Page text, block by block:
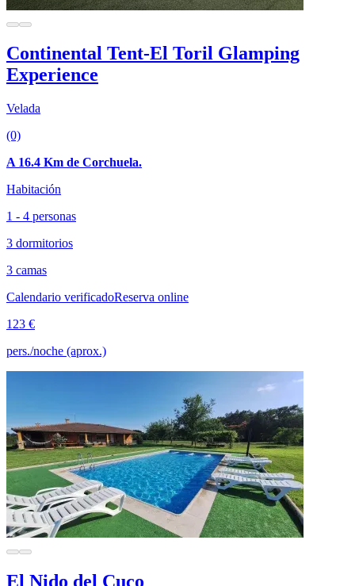
Continental Tent-El Toril Glamping
Experience
Velada
(0)
A 16.4 Km de Corchuela.
Habitación
1 - 4 personas
3 dormitorios
3 camas
Calendario verificadoReserva online
123 €
pers./noche (aprox.)
El Nido del Cuco